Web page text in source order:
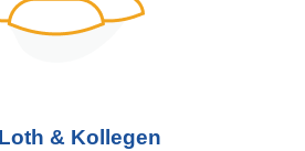
& Kollegen